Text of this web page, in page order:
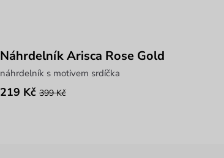
Náhrdelník Arisca Rose Gold
náhrdelník s motivem srdíčka
219 Kč 399 Kč